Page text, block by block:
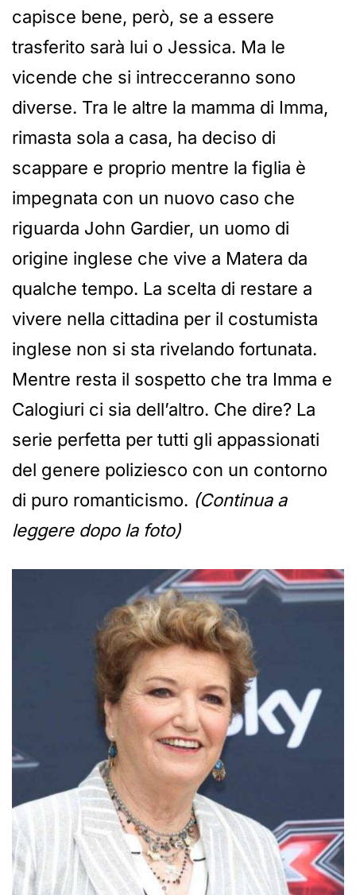
capisce bene, però, se a essere
trasferito sarà lui o Jessica. Ma le
vicende che si intrecceranno sono
diverse. Tra le altre la mamma di Imma,
rimasta sola a casa, ha deciso di
scappare e proprio mentre la figlia è
impegnata con un nuovo caso che
riguarda John Gardier, un uomo di
origine inglese che vive a Matera da
qualche tempo. La scelta di restare a
vivere nella cittadina per il costumista
inglese non si sta rivelando fortunata.
Mentre resta il sospetto che tra Imma e
Calogiuri ci sia dell’altro. Che dire? La
serie perfetta per tutti gli appassionati
del genere poliziesco con un contorno
di puro romanticismo. (Continua a
leggere dopo la foto)